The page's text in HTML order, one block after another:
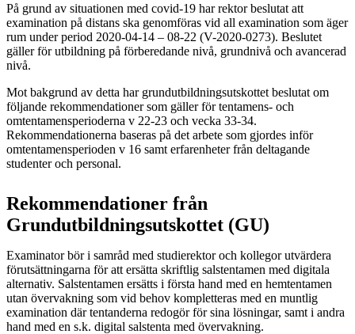
På grund av situationen med covid-19 har rektor beslutat att
examination på distans ska genomföras vid all examination som äger
rum under period 2020-04-14 – 08-22 (V-2020-0273). Beslutet
gäller för utbildning på förberedande nivå, grundnivå och avancerad
nivå.
Mot bakgrund av detta har grundutbildningsutskottet beslutat om
följande rekommendationer som gäller för tentamens- och
omtentamensperioderna v 22-23 och vecka 33-34.
Rekommendationerna baseras på det arbete som gjordes inför
omtentamensperioden v 16 samt erfarenheter från deltagande
studenter och personal.
Rekommendationer från
Grundutbildningsutskottet (GU)
Examinator bör i samråd med studierektor och kollegor utvärdera
förutsättningarna för att ersätta skriftlig salstentamen med digitala
alternativ. Salstentamen ersätts i första hand med en hemtentamen
utan övervakning som vid behov kompletteras med en muntlig
examination där tentanderna redogör för sina lösningar, samt i andra
hand med en s.k. digital salstenta med övervakning.